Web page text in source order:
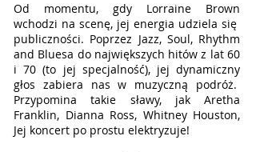
Od momentu, gdy Lorraine Brown
wchodzi na scenę, jej energia udziela się
publiczności. Poprzez Jazz, Soul, Rhythm
and Bluesa do największych hitów z lat 60
i 70 (to jej specjalność), jej dynamiczny
głos zabiera nas w muzyczną podróż.
Przypomina takie sławy, jak Aretha
Franklin, Dianna Ross, Whitney Houston,
Jej koncert po prostu elektryzuje!